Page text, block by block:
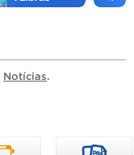
Notícias.